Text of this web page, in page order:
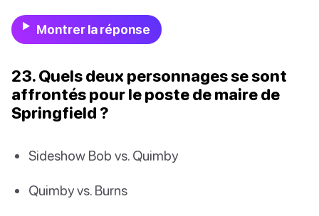
Montrer la réponse
23. Quels deux personnages se sont
affrontés pour le poste de maire de
Springfield ?
Sideshow Bob vs. Quimby
Quimby vs. Burns